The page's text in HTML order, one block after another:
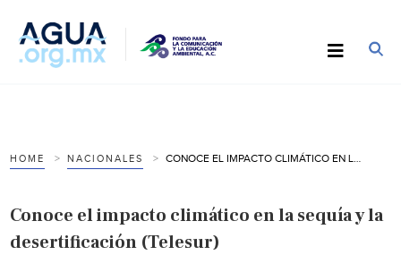
HOME NACIONALES
Conoce el impacto climático en la sequía y la
desertificación (Telesur)